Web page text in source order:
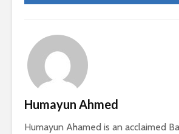
Humayun Ahmed
Humayun Ahamed is an acclaimed